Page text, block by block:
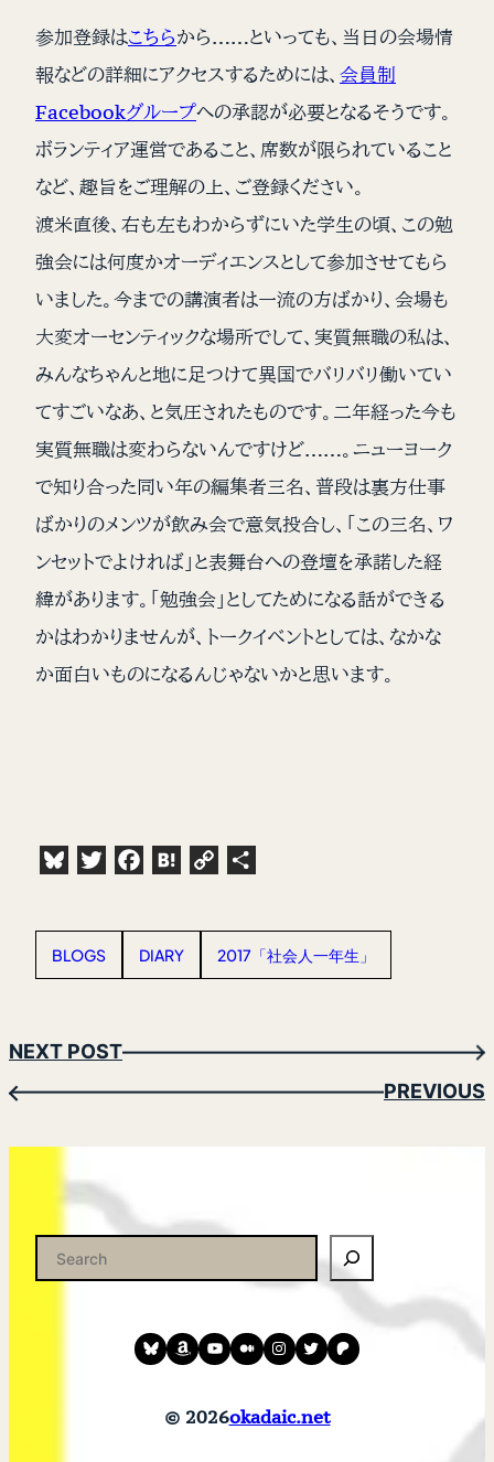
参加登録はこちらから……といっても、当日の会場情
報などの詳細にアクセスするためには、 会員制
Facebookグループへの承認が必要となるそうです。
ボランティア運営であること、席数が限られていること
など、趣旨をご理解の上、ご登録ください。
渡米直後、右も左もわからずにいた学生の頃、この勉
強会には何度かオーディエンスとして参加させてもら
いました。今までの講演者は一流の方ばかり、会場も
大変オーセンティックな場所でして、実質無職の私は、
みんなちゃんと地に足つけて異国でバリバリ働いてい
てすごいなあ、と気圧されたものです。二年経った今も
実質無職は変わらないんですけど……。ニューヨーク
で知り合った同い年の編集者三名、普段は裏方仕事
ばかりのメンツが飲み会で意気投合し、「この三名、ワ
ンセットでよければ」と表舞台への登壇を承諾した経
緯があります。「勉強会」としてためになる話ができる
かはわかりませんが、トークイベントとしては、なかな
か面白いものになるんじゃないかと思います。
BlueskyTwitterFacebookHatenaCopy
BLOGS DIARY 2017「社会人一年生」
NEXT POST
→
←
PREVIOUS
索
BlueskyamazonYouTubemediuminstagram
twitterpatreon
© 2026okadaic.net